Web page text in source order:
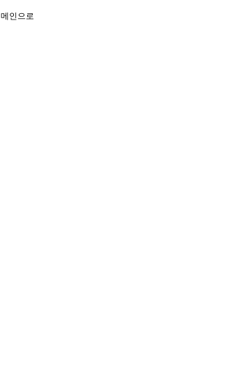
메인으로